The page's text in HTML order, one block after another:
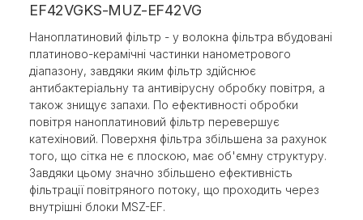
EF42VGKS-MUZ-EF42VG
Наноплатиновий фільтр - у волокна фільтра вбудовані
платиново-керамічні частинки нанометрового
діапазону, завдяки яким фільтр здійснює
антибактеріальну та антивірусну обробку повітря, а
також знищує запахи. По ефективності обробки
повітря наноплатиновий фільтр перевершує
катехіновий. Поверхня фільтра збільшена за рахунок
того, що сітка не є плоскою, має об'ємну структуру.
Завдяки цьому значно збільшено ефективність
фільтрації повітряного потоку, що проходить через
внутрішні блоки MSZ-EF.